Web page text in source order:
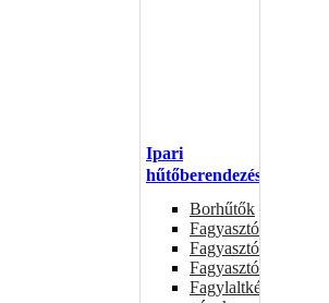
Ipari
hűtőberendezések
Borhűtők
Fagyasztóasztalok
Fagyasztóládák
Fagyasztószekrények
Fagylaltkészítő